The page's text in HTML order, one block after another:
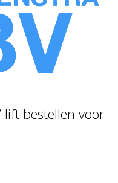
lift bestellen voor